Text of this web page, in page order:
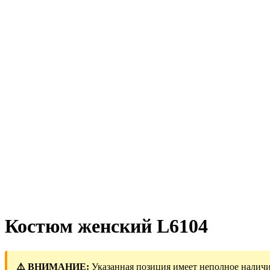
Костюм женский L6104
⚠️ ВНИМАНИЕ: Указанная позиция имеет неполное